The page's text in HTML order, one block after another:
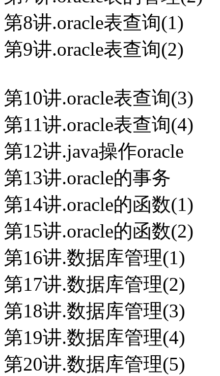
第8讲.oracle表查询(1)
第9讲.oracle表查询(2)
第10讲.oracle表查询(3)
第11讲.oracle表查询(4)
第12讲.java操作oracle
第13讲.oracle的事务
第14讲.oracle的函数(1)
第15讲.oracle的函数(2)
第16讲.数据库管理(1)
第17讲.数据库管理(2)
第18讲.数据库管理(3)
第19讲.数据库管理(4)
第20讲.数据库管理(5)